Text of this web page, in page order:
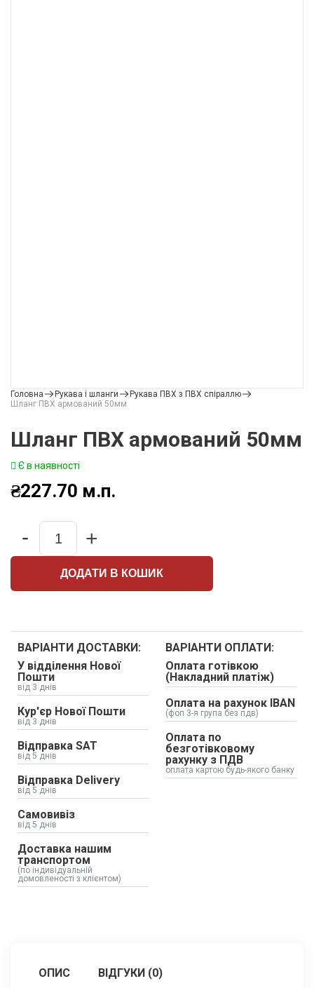
Головна Рукава і шланги
Рукава ПВХ з ПВХ спіраллю
Шланг ПВХ армований 50мм
Шланг ПВХ армований 50мм
Є в наявності
₴227.70 м.п.
Quantity
- +
ДОДАТИ В КОШИК
ВАРІАНТИ ДОСТАВКИ:
У відділення Нової
Пошти
від 3 днів
Кур'єр Нової Пошти
від 3 днів
Відправка SAT
від 5 днів
Відправка Delivery
від 5 днів
Самовивіз
від 5 днів
Доставка нашим
транспортом
(по індивідуальній
домовленості з клієнтом)
ВАРІАНТИ ОПЛАТИ:
Оплата готівкою
(Накладний платіж)
Оплата на рахунок IBAN
(фоп 3-я група без пдв)
Оплата по
безготівковому
рахунку з ПДВ
оплата картою будь-якого банку
ОПИС ВІДГУКИ (0)